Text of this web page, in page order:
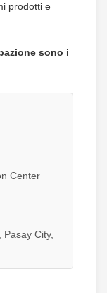
prodotti e
sono i
Center
City,